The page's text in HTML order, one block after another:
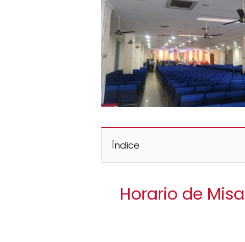
Índice
Horario de